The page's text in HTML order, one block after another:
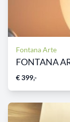
Fontana Arte
FONTANA
€ 399,-